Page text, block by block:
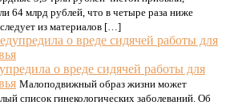
64 млрд рублей, что в четыре раза ниже
следует из материалов […]
о вреде сидячей работы для
Малоподвижный образ жизни может
список гинекологических заболеваний. Об